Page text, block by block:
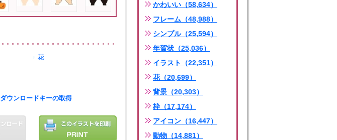
花
ダウンロードキーの取得
かわいい（58,634）
フレーム（48,988）
シンプル（25,594）
年賀状（25,036）
イラスト（22,351）
花（20,699）
背景（20,303）
枠（17,174）
アイコン（16,447）
動物（14,881）